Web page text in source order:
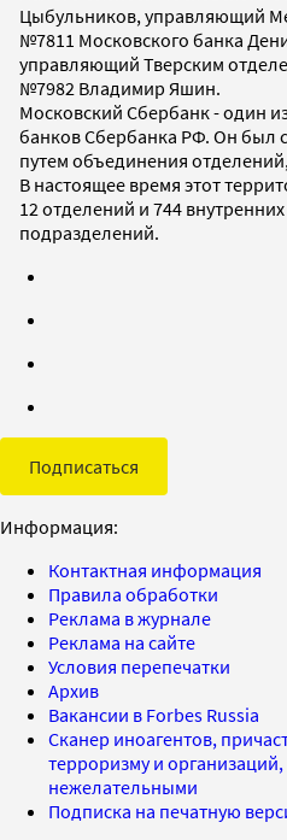
Цыбульников, управляющий
№7811 Московского банка
управляющий Тверским
№7982 Владимир Яшин.
Московский Сбербанк - один
банков Сбербанка РФ. Он был
путем объединения
В настоящее время этот
12 отделений и 744
подразделений.
Подписаться
Информация:
Контактная информация
Правила обработки
Реклама в журнале
Реклама на сайте
Условия перепечатки
Архив
Вакансии в Forbes Russia
Сканер иноагентов,
терроризму и
нежелательными
Подписка на печатную